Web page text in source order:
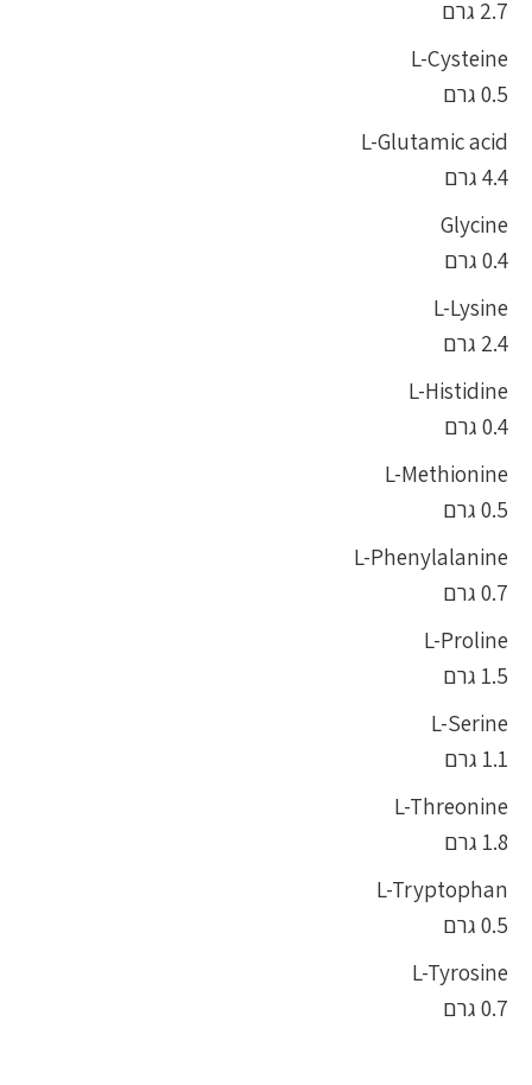
2.7 גרם
L-Cysteine
0.5 גרם
L-Glutamic acid
4.4 גרם
Glycine
0.4 גרם
L-Lysine
2.4 גרם
L-Histidine
0.4 גרם
L-Methionine
0.5 גרם
L-Phenylalanine
0.7 גרם
L-Proline
1.5 גרם
L-Serine
1.1 גרם
L-Threonine
1.8 גרם
L-Tryptophan
0.5 גרם
L-Tyrosine
0.7 גרם